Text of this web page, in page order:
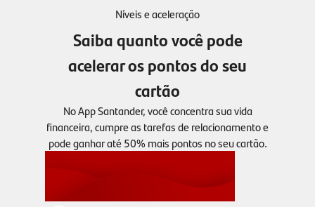
Níveis e aceleração
Saiba quanto você pode
acelerar os pontos do seu
cartão
No App Santander, você concentra sua vida
financeira, cumpre as tarefas de relacionamento e
pode ganhar até 50% mais pontos no seu cartão.